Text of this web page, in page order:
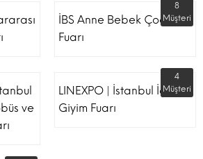
İBS Anne Bebek Çocuk
Fuarı
8
Müşteri
ve
LINEXPO | İstanbul İç
Giyim Fuarı
4
Müşteri